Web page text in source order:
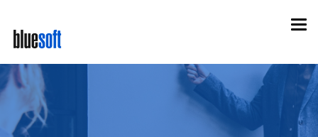
main
content